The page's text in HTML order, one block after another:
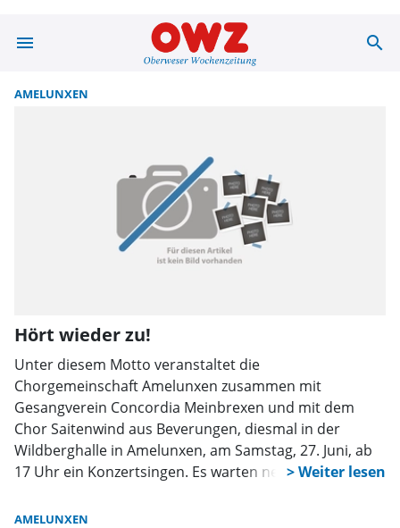
menu Suche | OWZ search
AMELUNXEN
Hört wieder zu!
Unter diesem Motto veranstaltet die
Chorgemeinschaft Amelunxen zusammen mit
Gesangverein Concordia Meinbrexen und mit dem
Chor Saitenwind aus Beverungen, diesmal in der
Wildberghalle in Amelunxen, am Samstag, 27. Juni, ab
17 Uhr ein Konzertsingen. Es warten neue Lieder und
gesorgt.
AMELUNXEN